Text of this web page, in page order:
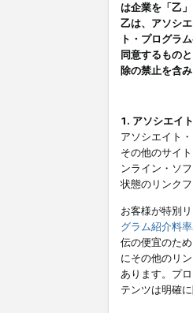
は企業を「乙
乙は、アソシ
ト・プログラ
同意するもの
除の禁止を含
1. アソシエイ
アソシエイト
その他のサイ
ンライン・ソ
状態のリンク
お客様が特別
グラム紹介料
伝の便宜のた
にその他のリ
あります。プ
テンツは明確